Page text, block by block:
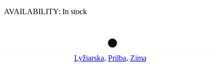
AVAILABILITY: In stock
Lyžiarska, Prilba, Zima